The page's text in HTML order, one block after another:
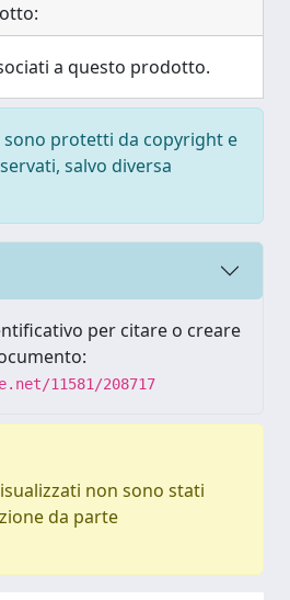
a questo prodotto.
sono protetti da copyright e
salvo diversa
per citare o creare
11581/208717
non sono stati
da parte